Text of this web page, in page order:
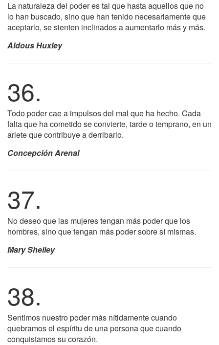
La naturaleza del poder es tal que hasta aquellos que no
lo han buscado, sino que han tenido necesariamente que
aceptarlo, se sienten inclinados a aumentarlo más y más.
Aldous Huxley
36.
Todo poder cae a impulsos del mal que ha hecho. Cada
falta que ha cometido se convierte, tarde o temprano, en un
ariete que contribuye a derribarlo.
Concepción Arenal
37.
No deseo que las mujeres tengan más poder que los
hombres, sino que tengan más poder sobre sí mismas.
Mary Shelley
38.
Sentimos nuestro poder más nítidamente cuando
quebramos el espíritu de una persona que cuando
conquistamos su corazón.